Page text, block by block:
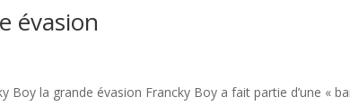
évasion
Boy la grande évasion Francky Boy a fait partie d’une «